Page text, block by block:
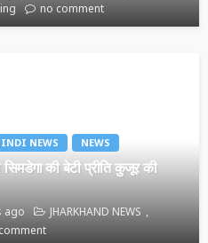
no comment
NEWS NEWS
की बेटी प्रीति कुजूर की
ago
JHARKHAND NEWS